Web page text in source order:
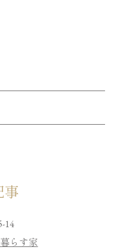
事
14
らす家